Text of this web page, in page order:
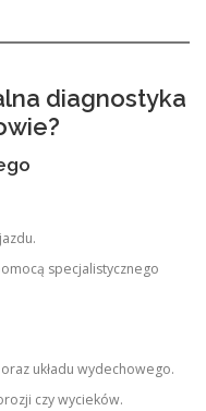
diagnostyka
specjalistycznego
układu wydechowego.
czy wycieków.